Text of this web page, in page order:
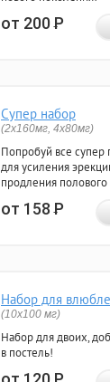
от 200Р
Супер набор
(2х160мг, 4х80мг)
Попробуй все супер
для усиления
продления полового
от 158Р
Набор для
(10х100 мг)
Набор для двоих,
в постель!